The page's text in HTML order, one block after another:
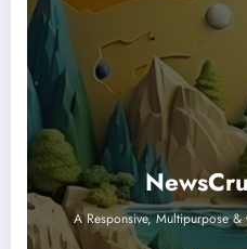
A Responsive, Multipurpose